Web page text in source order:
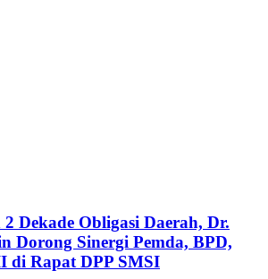
Dekade Obligasi Daerah, Dr.
Dorong Sinergi Pemda, BPD,
di Rapat DPP SMSI